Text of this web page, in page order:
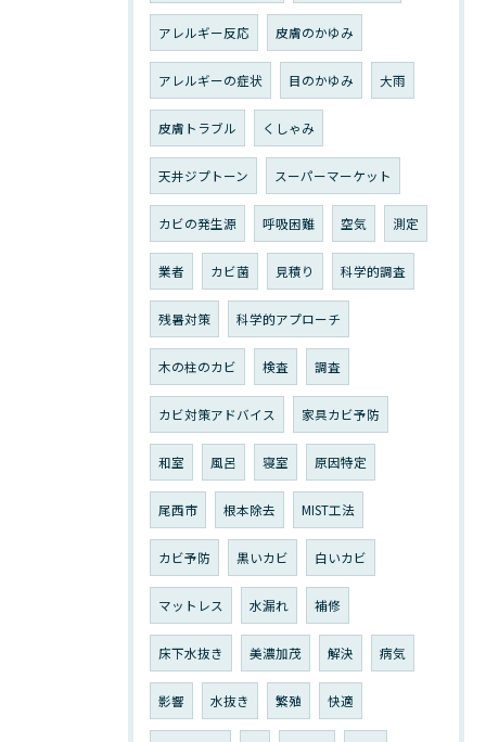
アレルギー反応 皮膚のかゆみ
アレルギーの症状 目のかゆみ 大雨
皮膚トラブル くしゃみ
天井ジプトーン スーパーマーケット
カビの発生源 呼吸困難 空気 測定
業者 カビ菌 見積り 科学的調査
残暑対策 科学的アプローチ
木の柱のカビ 検査 調査
カビ対策アドバイス 家具カビ予防
和室 風呂 寝室 原因特定
尾西市 根本除去 MIST工法
カビ予防 黒いカビ 白いカビ
マットレス 水漏れ 補修
床下水抜き 美濃加茂 解決 病気
影響 水抜き 繁殖 快適